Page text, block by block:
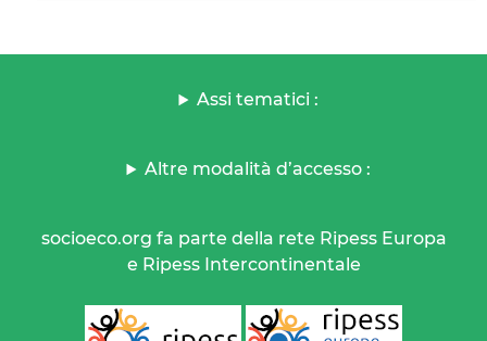
Assi tematici :
Altre modalità d’accesso :
socioeco.org fa parte della rete Ripess Europa
e Ripess Intercontinentale